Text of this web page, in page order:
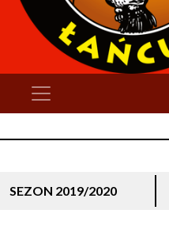
SEZON 2019/2020